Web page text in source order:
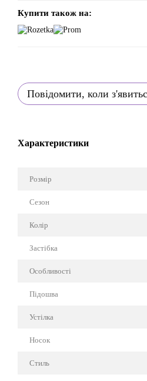
Купити також на:
Повідомити, коли
Характеристики
Розмір
Сезон
Колір
Застібка
Особливості
Підошва
Устілка
Носок
Стиль